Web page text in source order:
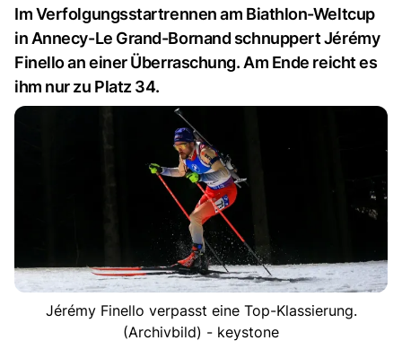
Im Verfolgungsstartrennen am Biathlon-Weltcup
in Annecy-Le Grand-Bornand schnuppert Jérémy
Finello an einer Überraschung. Am Ende reicht es
ihm nur zu Platz 34.
Jérémy Finello verpasst eine Top-Klassierung.
(Archivbild) - keystone